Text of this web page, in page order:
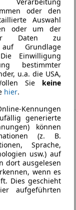
WLTP
6,3 l/100 km
119,0 g/km
oder den
Auswahl
oder um der
Daten zu
Grundlage
Einwilligung
bestimmter
u.a. die USA,
Sie keine
hier.
Kennungen
generierte
können
(z. B.
Sprache,
usw.) auf
dort ausgelesen
wenn es
Dies geschieht
aufgeführten